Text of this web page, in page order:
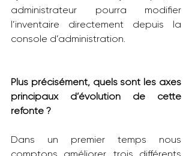
administrateur pourra modifier
l’inventaire directement depuis la
console d’administration.
Plus précisément, quels sont les axes
principaux d’évolution de cette
refonte ?
Dans un premier temps nous